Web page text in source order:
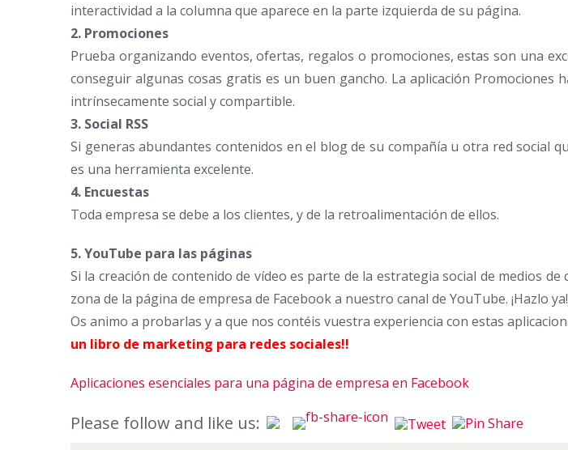
interactividad a la columna que aparece en la parte izquierda de su página.
2. Promociones
Prueba organizando eventos, ofertas, regalos o promociones, estas son una
conseguir algunas cosas gratis es un buen gancho. La aplicación Promociones
intrínsecamente social y compartible.
3. Social RSS
Si generas abundantes contenidos en el blog de su compañía u otra red social
es una herramienta excelente.
4. Encuestas
Toda empresa se debe a los clientes, y de la retroalimentación de ellos.
5. YouTube para las páginas
Si la creación de contenido de vídeo es parte de la estrategia social de medios
zona de la página de empresa de Facebook a nuestro canal de YouTube. ¡Hazlo ya!
Os animo a probarlas y a que nos contéis vuestra experiencia con estas
un libro de marketing para redes sociales!!
Aplicaciones esenciales para una página de empresa en Facebook
Please follow and like us: